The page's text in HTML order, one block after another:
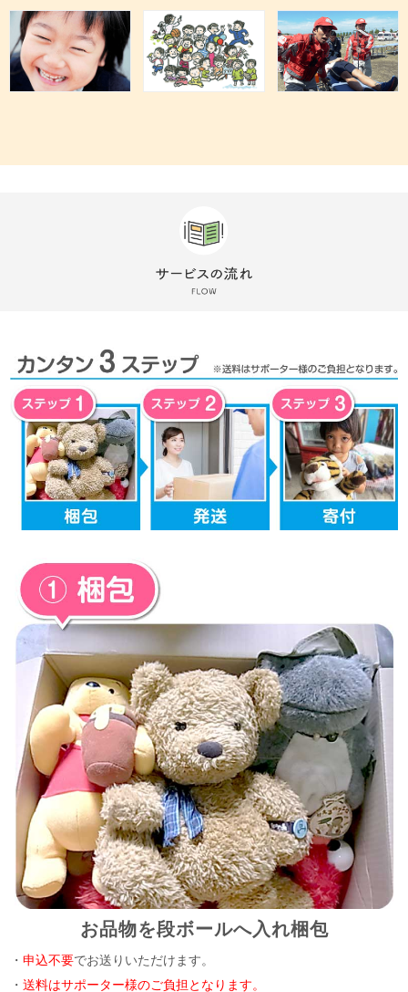
お品物を段ボールへ入れ梱包
申込不要 でお送りいただけます。